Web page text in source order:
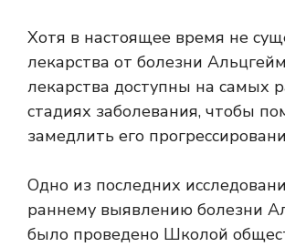
Хотя в настоящее время не
лекарства от болезни
лекарства доступны на самых
стадиях заболевания, чтобы
замедлить его
Одно из последних
раннему выявлению болезни
было проведено Школой